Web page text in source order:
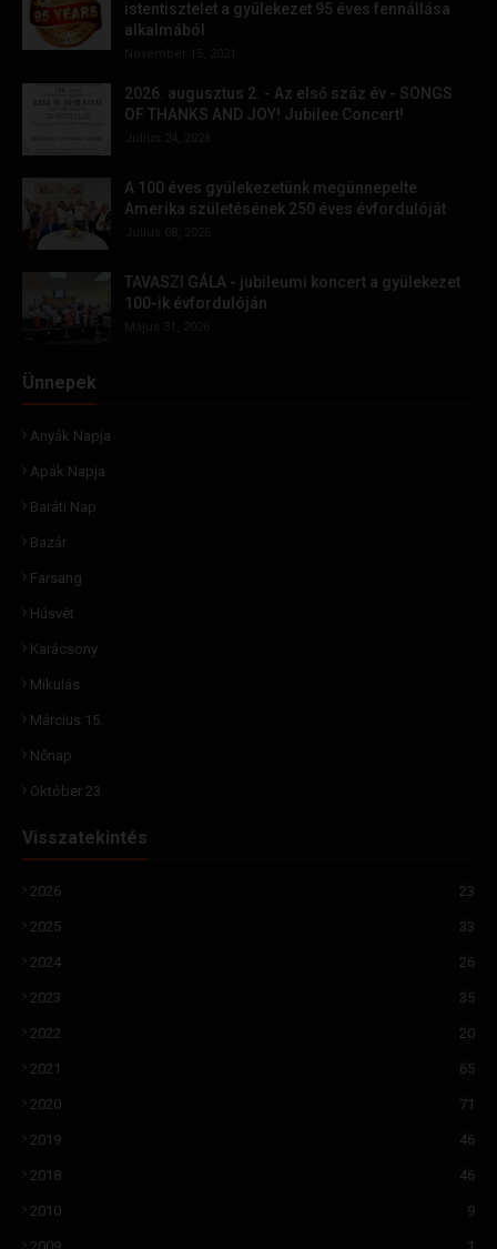
istentisztelet a gyülekezet 95 éves fennállása
alkalmából
2026. augusztus 2. - Az első száz év - SONGS
OF THANKS AND JOY! Jubilee Concert!
A 100 éves gyülekezetünk megünnepelte
Amerika születésének 250 éves évfordulóját
TAVASZI GÁLA - jubileumi koncert a gyülekezet
100-ik évfordulóján
Ünnepek
Anyák Napja
Apák Napja
Baráti Nap
Bazár
Farsang
Húsvét
Karácsony
Mikulás
Március 15.
Nőnap
Október 23.
Visszatekintés
2026 23
2025 33
2024 26
2023 35
2022 20
2021 65
2020 71
2019 46
2018 46
2010 9